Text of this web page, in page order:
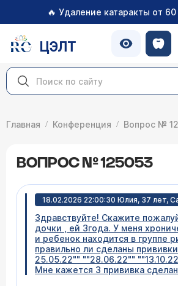
🔥 Удаление катаракты от
ЦЭЛТ
Главная Конференция Вопрос №
ВОПРОС № 125053
18.02.2026 22:00:30 Юлия, 37 лет,
Здравствуйте! Скажите
дочки , ей 3года. У меня
и ребенок находится в группе
правильно ли сделаны
25.05.22"" ""28.06.22""
Мне кажется 3 прививка